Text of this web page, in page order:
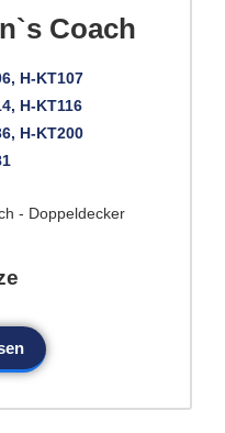
Coach
H-KT107
H-KT116
H-KT200